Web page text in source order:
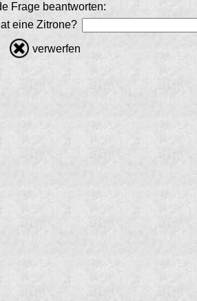
Frage beantworten:
eine Zitrone?
verwerfen